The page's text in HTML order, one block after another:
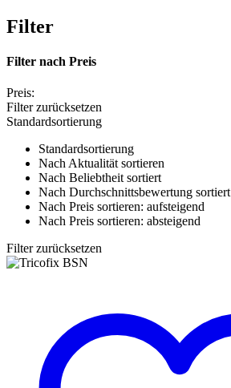
Filter
Filter nach Preis
Preis:
Filter zurücksetzen
Standardsortierung
Standardsortierung
Nach Aktualität sortieren
Nach Beliebtheit sortiert
Nach Durchschnittsbewertung sortiert
Nach Preis sortieren: aufsteigend
Nach Preis sortieren: absteigend
Filter zurücksetzen